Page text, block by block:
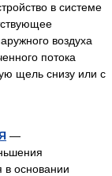
в системе
воздуха
потока
щель снизу или с
—
в основании